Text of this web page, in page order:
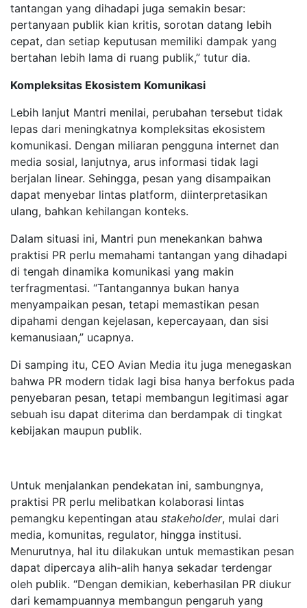
tantangan yang dihadapi juga semakin besar:
pertanyaan publik kian kritis, sorotan datang lebih
cepat, dan setiap keputusan memiliki dampak yang
bertahan lebih lama di ruang publik,” tutur dia.
Kompleksitas Ekosistem Komunikasi
Lebih lanjut Mantri menilai, perubahan tersebut tidak
lepas dari meningkatnya kompleksitas ekosistem
komunikasi. Dengan miliaran pengguna internet dan
media sosial, lanjutnya, arus informasi tidak lagi
berjalan linear. Sehingga, pesan yang disampaikan
dapat menyebar lintas platform, diinterpretasikan
ulang, bahkan kehilangan konteks.
Dalam situasi ini, Mantri pun menekankan bahwa
praktisi PR perlu memahami tantangan yang dihadapi
di tengah dinamika komunikasi yang makin
terfragmentasi. “Tantangannya bukan hanya
menyampaikan pesan, tetapi memastikan pesan
dipahami dengan kejelasan, kepercayaan, dan sisi
kemanusiaan,” ucapnya.
Di samping itu, CEO Avian Media itu juga menegaskan
bahwa PR modern tidak lagi bisa hanya berfokus pada
penyebaran pesan, tetapi membangun legitimasi agar
sebuah isu dapat diterima dan berdampak di tingkat
kebijakan maupun publik.
Untuk menjalankan pendekatan ini, sambungnya,
praktisi PR perlu melibatkan kolaborasi lintas
pemangku kepentingan atau stakeholder, mulai dari
media, komunitas, regulator, hingga institusi.
Menurutnya, hal itu dilakukan untuk memastikan pesan
dapat dipercaya alih-alih hanya sekadar terdengar
oleh publik. “Dengan demikian, keberhasilan PR diukur
dari kemampuannya membangun pengaruh yang